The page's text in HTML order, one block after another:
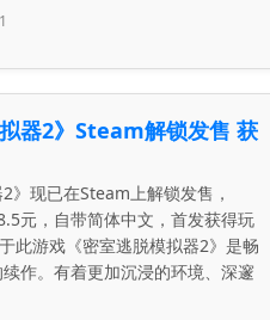
拟器2》Steam解锁发售 获
2》现已在Steam上解锁发售，
元，自带简体中文，首发获得玩
此游戏《密室逃脱模拟器2》是畅
作。有着更加沉浸的环境、深邃